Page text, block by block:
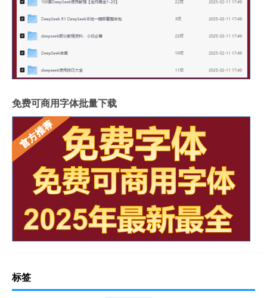
免费可商用字体批量下载
标签